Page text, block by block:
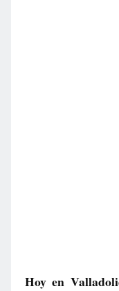
Hoy en